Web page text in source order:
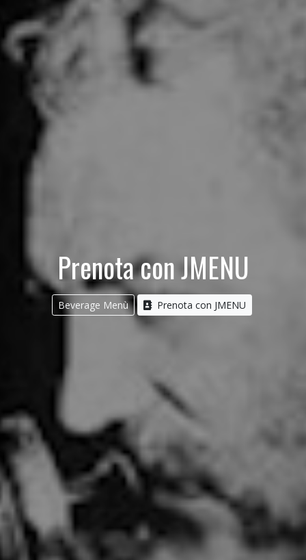
Prenota con JMENU
Beverage Menù Prenota con JMENU